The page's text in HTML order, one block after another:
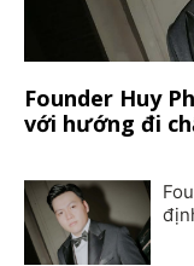
Founder Huy
với hướng đi